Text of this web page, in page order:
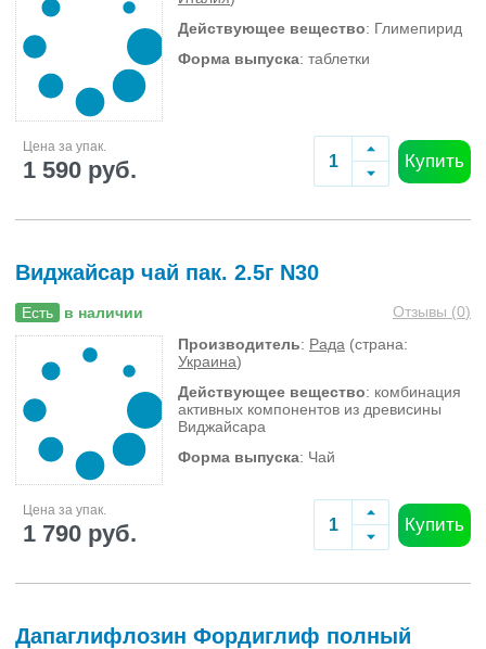
Действующее вещество: Глимепирид
Форма выпуска: таблетки
Цена за упак.
1 590 руб. Купить
Виджайсар чай пак. 2.5г N30
Есть в наличии Отзывы (0)
Производитель: Рада (страна:
Украина)
Действующее вещество: комбинация
активных компонентов из древисины
Виджайсара
Форма выпуска: Чай
Цена за упак.
1 790 руб. Купить
Дапаглифлозин Фордиглиф полный